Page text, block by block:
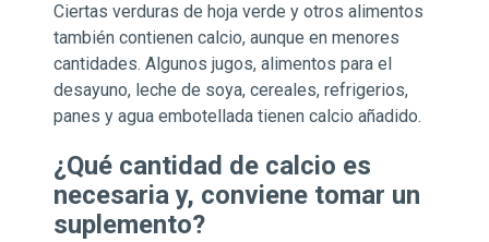
Ciertas verduras de hoja verde y otros alimentos
también contienen calcio, aunque en menores
cantidades. Algunos jugos, alimentos para el
desayuno, leche de soya, cereales, refrigerios,
panes y agua embotellada tienen calcio añadido.
¿Qué cantidad de calcio es
necesaria y, conviene tomar un
suplemento?